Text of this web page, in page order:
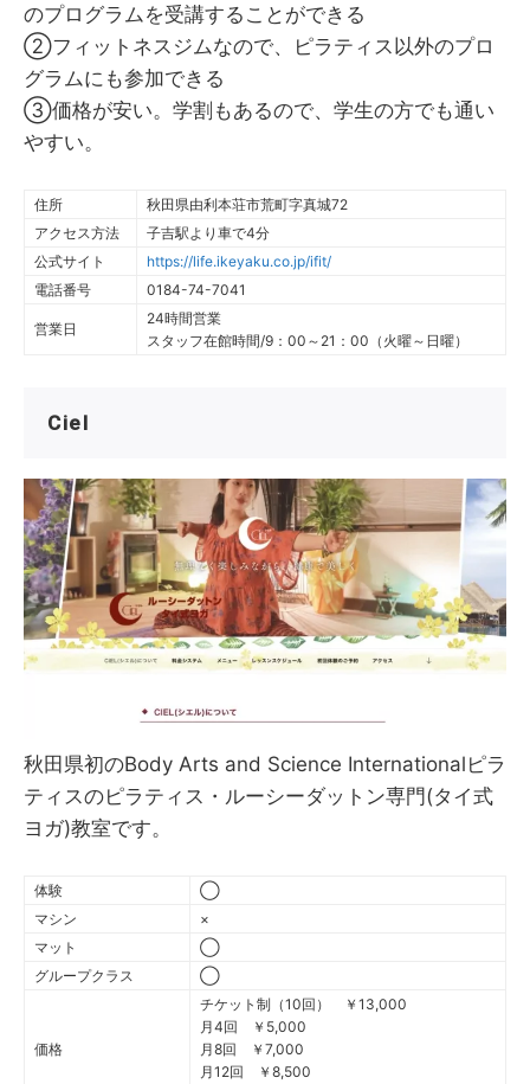
のプログラムを受講することができる
②フィットネスジムなので、ピラティス以外のプロ
グラムにも参加できる
③価格が安い。学割もあるので、学生の方でも通い
やすい。
住所
秋田県由利本荘市荒町字真城72
アクセス方法
子吉駅より車で4分
公式サイト
https://life.ikeyaku.co.jp/ifit/
電話番号
0184-74-7041
営業日
24時間営業
スタッフ在館時間/9：00～21：00（火曜～日曜）
Ciel
秋田県初のBody Arts and Science Internationalピラ
ティスのピラティス・ルーシーダットン専門(タイ式
ヨガ)教室です。
体験
◯
マシン
×
マット
◯
グループクラス
◯
価格
チケット制（10回） ￥13,000
月4回 ￥5,000
月8回 ￥7,000
月12回 ￥8,500